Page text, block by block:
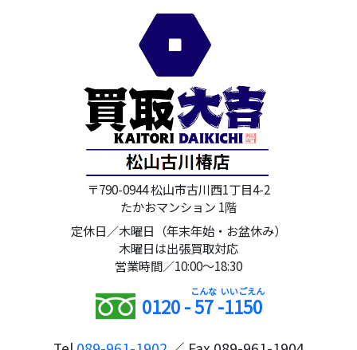
〒790-0944 松山市古川西1丁目4-2
たかおマンション 1階
定休日／木曜日（年末年始・お盆休み）
木曜日は出張買取対応
営業時間／10:00～18:30
0120 -57-1150